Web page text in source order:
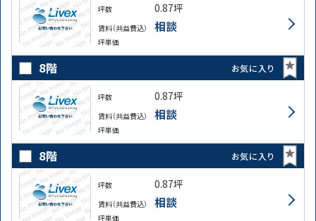
坪数 0.87坪
賃料（共益費込） 相談
坪単価
8階 お気に入り
坪数 0.87坪
賃料（共益費込） 相談
坪単価
8階 お気に入り
坪数 0.87坪
賃料（共益費込） 相談
坪単価